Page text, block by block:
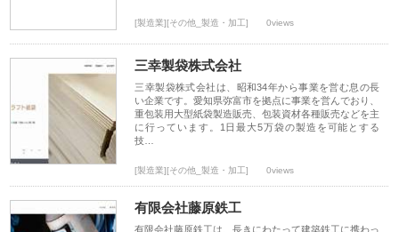
[製造業][その他_製造・加工] 0views
三幸製袋株式会社
三幸製袋株式会社は、昭和34年から事業を営む息の長
い企業です。愛知県弥富市を拠点に事業を営んでおり、
重包装用大型紙袋製造販売、包装資材各種販売などを主
に行っています。1日最大5万袋の製造を可能とする
技…
[製造業][その他_製造・加工] 0views
有限会社藤原鉄工
有限会社藤原鉄工は、長きにわたって建築鉄工に携わっ